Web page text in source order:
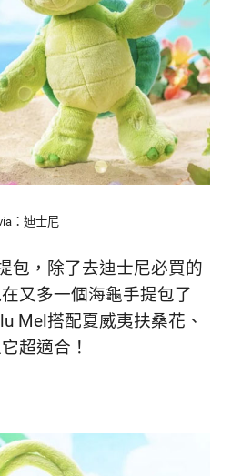
：迪士尼
包，除了去迪士尼必買的
又多一個海龜手提包了
Mel搭配夏威夷扶桑花、
超適合！